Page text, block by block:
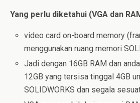
Yang perlu diketahui (VGA dan
video card on-board memory
menggunakan ruang memori
Jadi dengan 16GB RAM dan
12GB yang tersisa tinggal 4GB
SOLIDWORKS dan segala